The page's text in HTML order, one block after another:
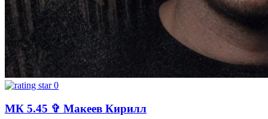
0
МК 5.45 ✞ Макеев Кирилл